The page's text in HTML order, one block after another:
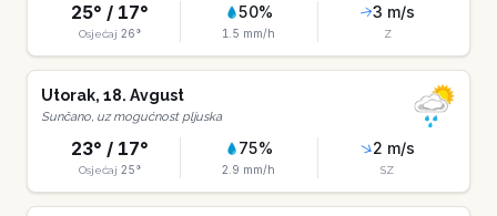
25° / 17°
Osjećaj 26°
50%
1.5 mm/h
3 m/s
Z
Utorak, 18. Avgust
Sunčano, uz mogućnost pljuska
23° / 17°
Osjećaj 25°
75%
2.9 mm/h
2 m/s
SZ